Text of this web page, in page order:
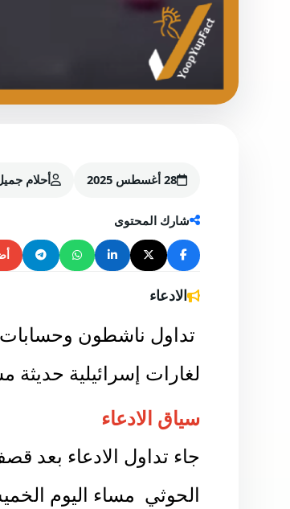
شارك المحتوى
الادعاء
تداول ناشطون
لغارات إسرائيلية
سياق الادعاء
جاء تداول الادعاء بعد